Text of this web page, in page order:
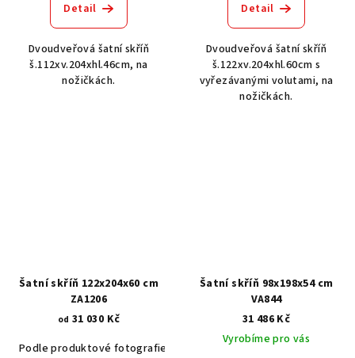
Detail
Dvoudveřová šatní skříň
š.112xv.204xhl.46cm, na
nožičkách.
Detail
Dvoudveřová šatní skříň
š.122xv.204xhl.60cm s
vyřezávanými volutami, na
nožičkách.
Šatní skříň 122x204x60 cm
ZA1206
od 31 030 Kč
Podle produktové fotografie
Akát vintage BT1551
Šatní skříň 98x198x54 cm
VA844
31 486 Kč
Vyrobíme pro vás